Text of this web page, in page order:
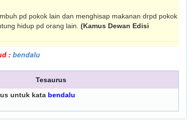
pd pokok lain dan menghisap makanan drpd pokok
hidup pd orang lain. (Kamus Dewan Edisi
: bendalu
Tesaurus
untuk kata bendalu